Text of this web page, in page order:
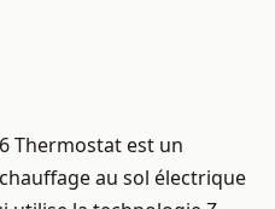
Thermostat est un
au sol électrique